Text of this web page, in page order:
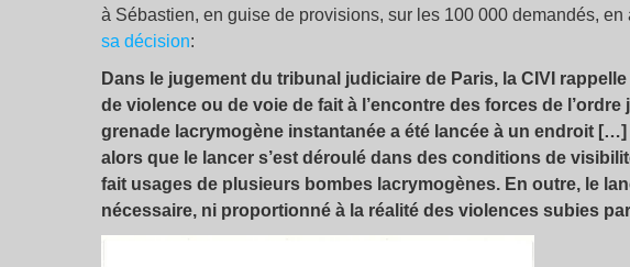
à Sébastien, en guise de provisions, sur les 100 000 demandés, en
sa décision:
Dans le jugement du tribunal judiciaire de Paris, la CIVI
de violence ou de voie de fait à l’encontre des forces de
grenade lacrymogène instantanée a été lancée à un endroit
alors que le lancer s’est déroulé dans des conditions de
fait usages de plusieurs bombes lacrymogènes. En outre, le
nécessaire, ni proportionné à la réalité des violences subies